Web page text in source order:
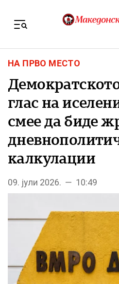
НА ПРВО МЕСТО
глас на
смее да биде
калкулации
09. јули 2026. — 10:49